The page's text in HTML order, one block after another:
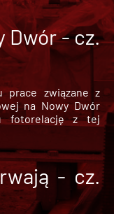
Dwór - cz.
prace związane z
na Nowy Dwór
fotorelację z tej
- cz.